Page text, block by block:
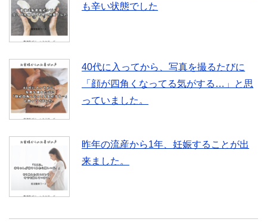
も辛い状態でした
40代に入ってから、写真を撮るたびに
「顔が四角くなってる気がする…」と思
っていました。
昨年の流産から1年、妊娠することが出
来ました。